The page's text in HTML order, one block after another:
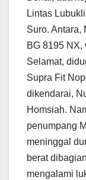
Lintas
Suro. Antara,
BG 8195
Selamat,
Supra Fit
dikendarai,
Homsiah.
penumpang
meninggal
berat
mengalami